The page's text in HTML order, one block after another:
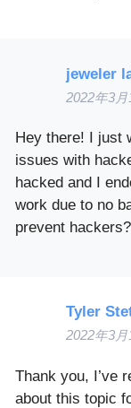
jeweler
2022年3
Hey there! I just
issues with
hacked and I
work due to no
prevent hackers?
Tyler
2022年3
Thank you, I’ve
about this topic